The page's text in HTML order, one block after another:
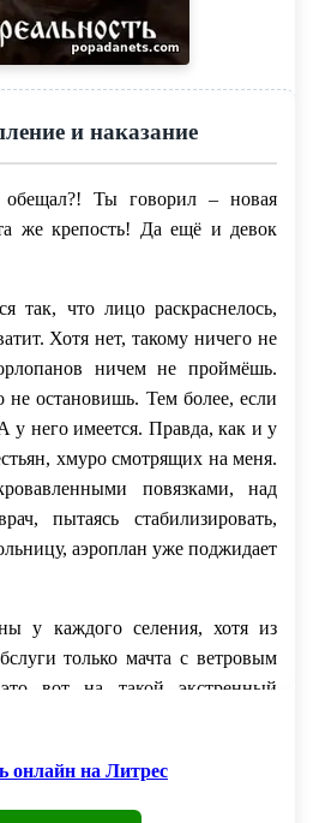
и наказание
Ты говорил – новая
же крепость! Да ещё и девок
так, что лицо раскраснелось,
Хотя нет, такому ничего не
ничем не проймёшь.
не остановишь. Тем более, если
у него имеется. Правда, как и у
хмуро смотрящих на меня.
повязками, над
пытаясь стабилизировать,
аэроплан уже поджидает
у каждого селения, хотя из
только мачта с ветровым
вот на такой экстренный
Опять же, узнав о
куда быстрее добраться до
онлайн на Литрес